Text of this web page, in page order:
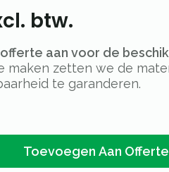
btw.
aan voor de
maken zetten we de
te garanderen.
Toevoegen Aan